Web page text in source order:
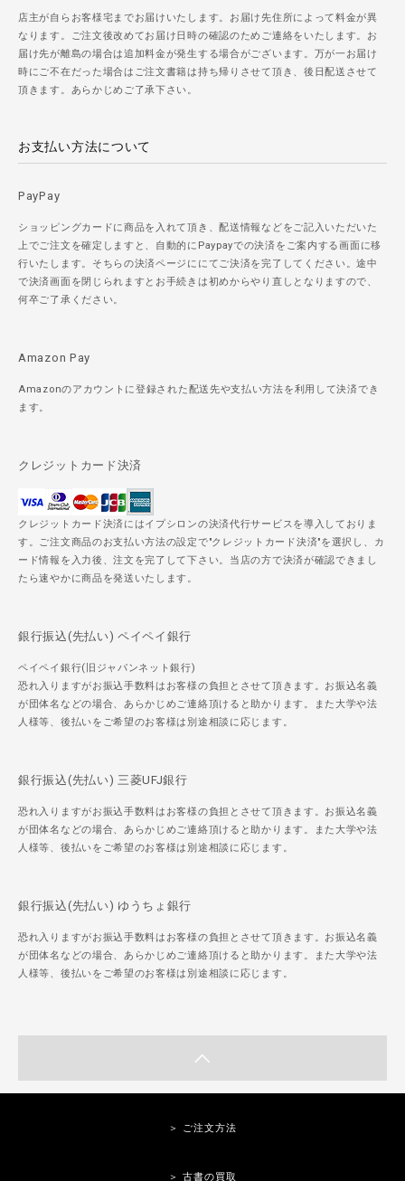
店主が自らお客様宅までお届けいたします。お届け先住所によって料金が異
なります。ご注文後改めてお届け日時の確認のためご連絡をいたします。お
届け先が離島の場合は追加料金が発生する場合がございます。万が一お届け
時にご不在だった場合はご注文書籍は持ち帰りさせて頂き、後日配送させて
頂きます。あらかじめご了承下さい。
お支払い方法について
PayPay
ショッピングカードに商品を入れて頂き、配送情報などをご記入いただいた
上でご注文を確定しますと、自動的にPaypayでの決済をご案内する画面に移
行いたします。そちらの決済ページににてご決済を完了してください。途中
で決済画面を閉じられますとお手続きは初めからやり直しとなりますので、
何卒ご了承ください。
Amazon Pay
Amazonのアカウントに登録された配送先や支払い方法を利用して決済でき
ます。
クレジットカード決済
クレジットカード決済にはイプシロンの決済代行サービスを導入しておりま
す。ご注文商品のお支払い方法の設定で"クレジットカード決済"を選択し、カ
ード情報を入力後、注文を完了して下さい。当店の方で決済が確認できまし
たら速やかに商品を発送いたします。
銀行振込(先払い) ペイペイ銀行
ペイペイ銀行(旧ジャパンネット銀行)
恐れ入りますがお振込手数料はお客様の負担とさせて頂きます。お振込名義
が団体名などの場合、あらかじめご連絡頂けると助かります。また大学や法
人様等、後払いをご希望のお客様は別途相談に応じます。
銀行振込(先払い) 三菱UFJ銀行
恐れ入りますがお振込手数料はお客様の負担とさせて頂きます。お振込名義
が団体名などの場合、あらかじめご連絡頂けると助かります。また大学や法
人様等、後払いをご希望のお客様は別途相談に応じます。
銀行振込(先払い) ゆうちょ銀行
恐れ入りますがお振込手数料はお客様の負担とさせて頂きます。お振込名義
が団体名などの場合、あらかじめご連絡頂けると助かります。また大学や法
人様等、後払いをご希望のお客様は別途相談に応じます。
＞ ご注文方法
＞ 古書の買取